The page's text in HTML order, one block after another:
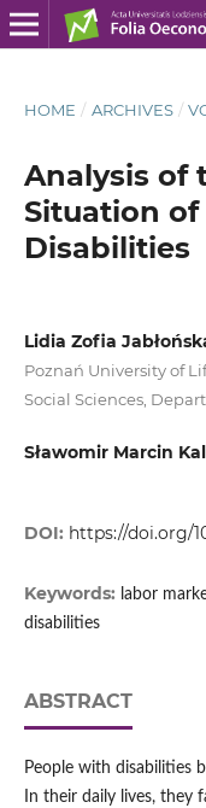
HOME / ARCHIVES /
Analysis of
Situation
Disabilities
Lidia Zofia
Poznań University of
Social Sciences,
Sławomir Marcin
DOI: https://doi.org/
Keywords: labor
disabilities
ABSTRACT
People with disabilities
In their daily lives, they